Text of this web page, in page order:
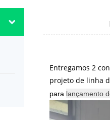
Living
roomDining
Equipamentos
Entregamos 2
projeto de linha
para lançamento